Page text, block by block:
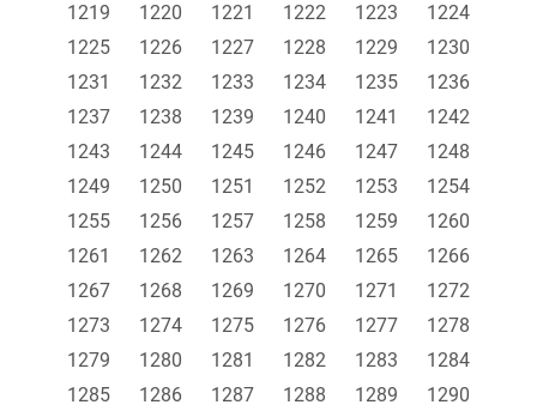
1219
1220 1221 1222 1223
1224
1225
1226 1227 1228 1229
1230
1231
1232 1233 1234 1235
1236
1237
1238 1239 1240 1241
1242
1243
1244 1245 1246 1247
1248
1249
1250 1251 1252 1253
1254
1255
1256 1257 1258 1259
1260
1261
1262 1263 1264 1265
1266
1267
1268 1269 1270 1271
1272
1273
1274 1275 1276 1277
1278
1279
1280 1281 1282 1283
1284
1285
1286 1287 1288 1289
1290